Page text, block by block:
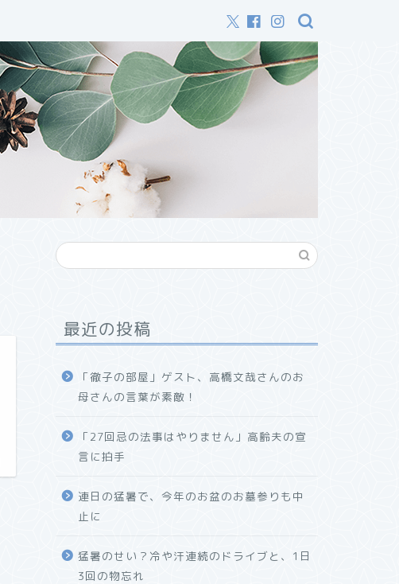
最近の投稿
「徹子の部屋」ゲスト、高橋文哉さんのお
母さんの言葉が素敵！
「27回忌の法事はやりません」高齢夫の宣
言に拍手
連日の猛暑で、今年のお盆のお墓参りも中
止に
猛暑のせい？冷や汗連続のドライブと、1日
3回の物忘れ